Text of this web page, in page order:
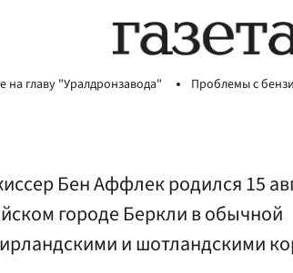
на главу "Уралдронзавода" Проблемы с
Бен Аффлек родился 15
городе Беркли в обычной
и шотландскими